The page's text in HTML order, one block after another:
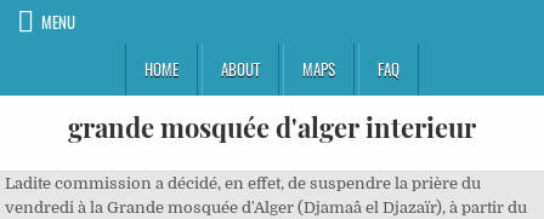
MENU
HOME
ABOUT MAPS FAQ
grande mosquée d'alger interieur
Ladite commission a décidé, en effet, de suspendre la prière du
vendredi à la Grande mosquée d'Alger (Djamaâ el Djazaïr), à partir du